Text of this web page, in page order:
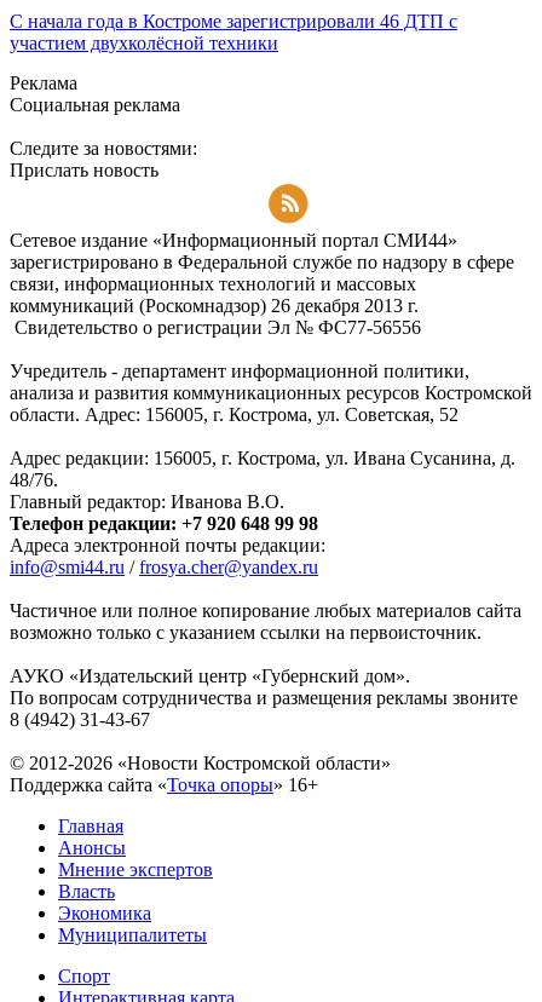
С начала года в Костроме зарегистрировали 46 ДТП с
участием двухколёсной техники
Реклама
Социальная реклама
Следите за новостями:
Прислать новость
Сетевое издание «Информационный портал СМИ44»
зарегистрировано в Федеральной службе по надзору в сфере
связи, информационных технологий и массовых
коммуникаций (Роскомнадзор) 26 декабря 2013 г.
Свидетельство о регистрации Эл № ФC77-56556
Учредитель - департамент информационной политики,
анализа и развития коммуникационных ресурсов Костромской
области. Адрес: 156005, г. Кострома, ул. Советская, 52
Адрес редакции: 156005, г. Кострома, ул. Ивана Сусанина, д.
48/76.
Главный редактор: Иванова В.О.
Телефон редакции: +7 920 648 99 98
Адреса электронной почты редакции:
info@smi44.ru /frosya.cher@yandex.ru
Частичное или полное копирование любых материалов сайта
возможно только с указанием ссылки на первоисточник.
АУКО «Издательский центр «Губернский дом».
По вопросам сотрудничества и размещения рекламы звоните
8 (4942) 31-43-67
© 2012-2026 «Новости Костромской области»
Поддержка сайта «Точка опоры» 16+
Главная
Анонсы
Мнение экспертов
Власть
Экономика
Муниципалитеты
Спорт